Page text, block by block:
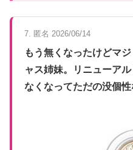
7. 匿名 2026/06/14
もう無くなったけどマ
ャス姉妹。リニューア
なくなってただの没個